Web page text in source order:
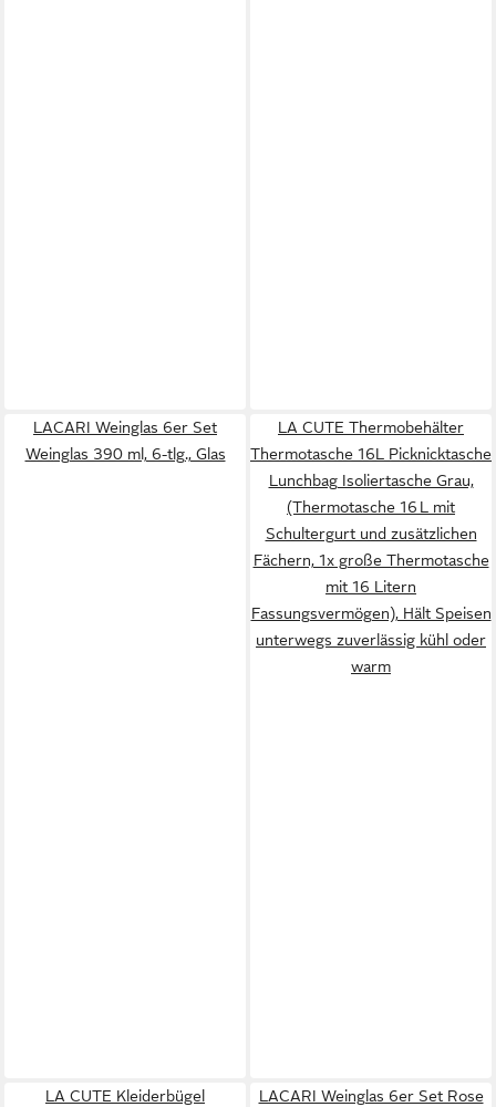
LACARI Weinglas 6er Set
Weinglas 390 ml, 6-tlg., Glas
LA CUTE Thermobehälter
Thermotasche 16L Picknicktasche
Lunchbag Isoliertasche Grau,
(Thermotasche 16 L mit
Schultergurt und zusätzlichen
Fächern, 1x große Thermotasche
mit 16 Litern
Fassungsvermögen), Hält Speisen
unterwegs zuverlässig kühl oder
warm
LA CUTE Kleiderbügel LACARI Weinglas 6er Set Rose